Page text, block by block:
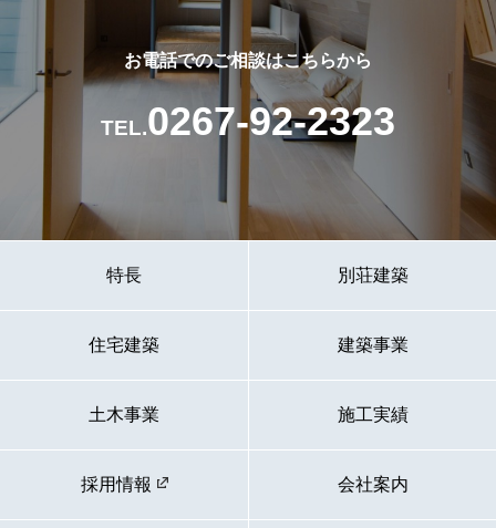
お電話でのご相談はこちらから
TEL.0267-92-2323
特長 別荘建築
住宅建築 建築事業
土木事業 施工実績
採用情報 会社案内